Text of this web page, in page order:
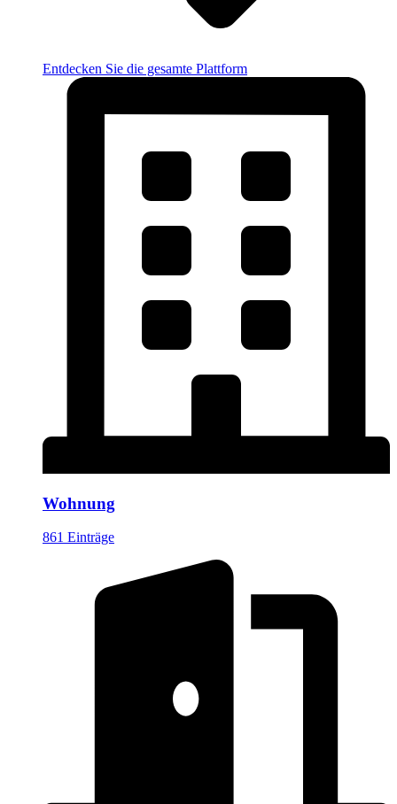
Entdecken Sie die gesamte Plattform
Wohnung
861 Einträge